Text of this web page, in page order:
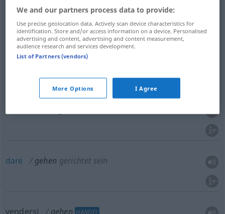
camminare gehen laufen
partire gehenstarten
dare gehen gerichtet sein
vendersi gehen HANDEL
We and our partners process data to provide:
Use precise geolocation data. Actively scan device characteristics for
identification. Store and/or access information on a device. Personalised
advertising and content, advertising and content measurement,
audience research and services development.
List of Partners (vendors)
More Options I Agree